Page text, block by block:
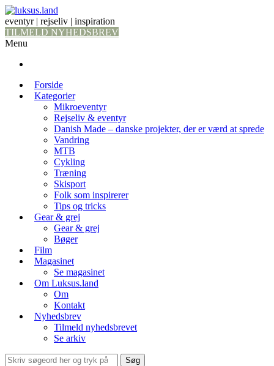
eventyr | rejseliv | inspiration
TILMELD NYHEDSBREV
Menu
Forside
Kategorier
Mikroeventyr
Rejseliv & eventyr
Danish Made – danske projekter, der er værd at sprede
Vandring
MTB
Cykling
Træning
Skisport
Folk som inspirerer
Tips og tricks
Gear & grej
Gear & grej
Bøger
Film
Magasinet
Se magasinet
Om Luksus.land
Om
Kontakt
Nyhedsbrev
Tilmeld nyhedsbrevet
Se arkiv